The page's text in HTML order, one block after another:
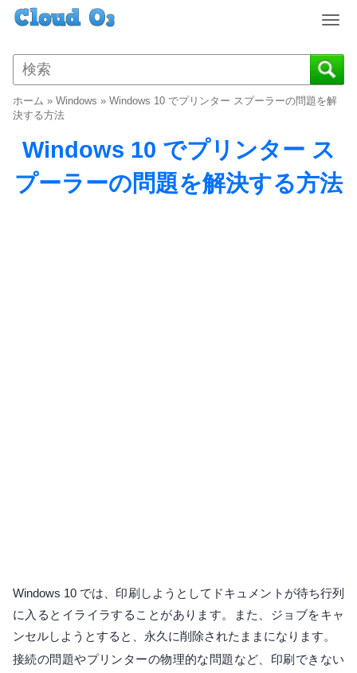
T
g
g
e
a
v
i
g
ホーム » Windows » Windows 10 でプリンター スプーラーの問題を解
決する方法
Windows 10 でプリンター ス
プーラーの問題を解決する方法
Windows 10 では、印刷しようとしてドキュメントが待ち行列
に入るとイライラすることがあります。また、ジョブをキャ
ンセルしようとすると、永久に削除されたままになります。
接続の問題やプリンターの物理的な問題など、印刷できない